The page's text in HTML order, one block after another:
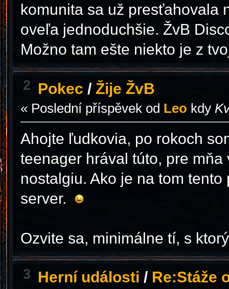
komunita sa už presťahovala
oveľa jednoduchšie. ŽvB
Možno tam ešte niekto je z
2 Pokec /Žije ŽvB
« Poslední příspěvek od Leo kdy
Ahojte ľudkovia, po rokoch
teenager hrával túto, pre
nostalgiu. Ako je na tom
server.
Ozvite sa, minimálne tí, s
3 Herní události / Re:Stáže